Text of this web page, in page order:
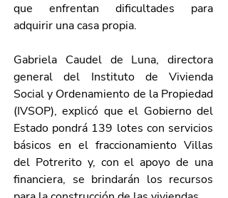
que enfrentan dificultades para
adquirir una casa propia.
Gabriela Caudel de Luna, directora
general del Instituto de Vivienda
Social y Ordenamiento de la Propiedad
(IVSOP), explicó que el Gobierno del
Estado pondrá 139 lotes con servicios
básicos en el fraccionamiento Villas
del Potrerito y, con el apoyo de una
financiera, se brindarán los recursos